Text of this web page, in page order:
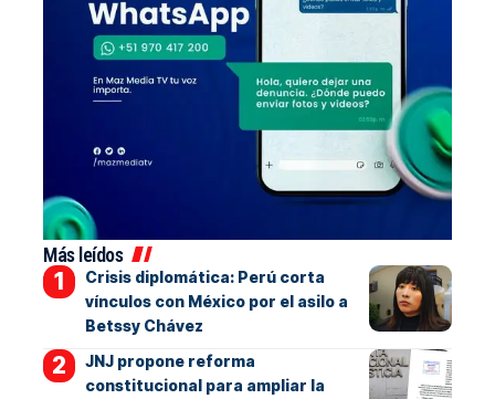
Más leídos
Crisis diplomática: Perú corta
vínculos con México por el asilo a
Betssy Chávez
JNJ propone reforma
constitucional para ampliar la